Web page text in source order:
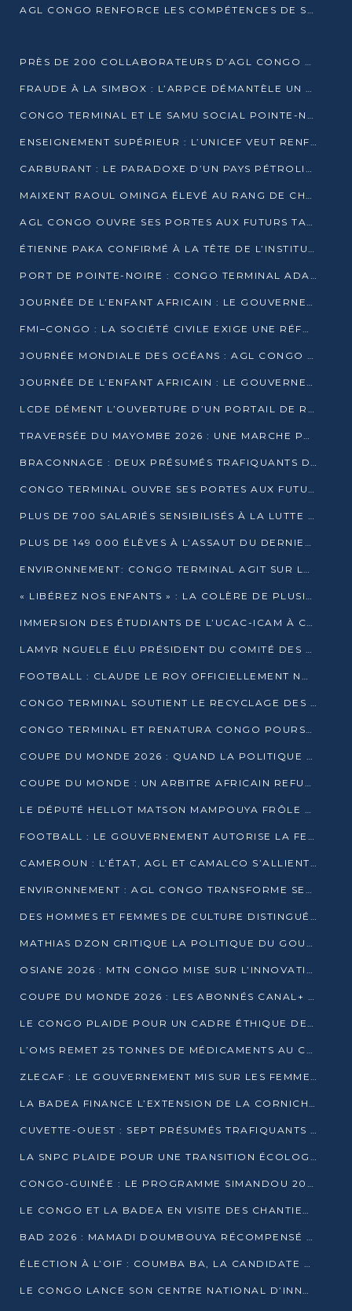
AGL CONGO RENFORCE LES COMPÉTENCES DE SES ÉQUIPES AVEC LA CERTIFICATION CACES® R483
PRÈS DE 200 COLLABORATEURS D’AGL CONGO EN FORMATION JUSQU’EN JUILLET
FRAUDE À LA SIMBOX : L’ARPCE DÉMANTÈLE UN RÉSEAU UTILISANT DES CARTES SIM OUGANDAISES
CONGO TERMINAL ET LE SAMU SOCIAL POINTE-NOIRE RENOUVELLENT LEUR PARTENARIAT EN FAVEUR DES JEUNES VULNÉRABLES
ENSEIGNEMENT SUPÉRIEUR : L’UNICEF VEUT RENFORCER LA RECHERCHE SUR LES QUESTIONS DE L’ENFANCE
CARBURANT : LE PARADOXE D’UN PAYS PÉTROLIER CONFRONTÉ À DES PÉNURIES RÉCURRENTES
MAIXENT RAOUL OMINGA ÉLEVÉ AU RANG DE CHEVALIER DE L’ORDRE DE L’AMITIÉ ENTRE LA RUSSIE ET LE CONGO
AGL CONGO OUVRE SES PORTES AUX FUTURS TALENTS DE LA LOGISTIQUE
ÉTIENNE PAKA CONFIRMÉ À LA TÊTE DE L’INSTITUT GÉOGRAPHIQUE NATIONAL
PORT DE POINTE-NOIRE : CONGO TERMINAL ADAPTE SON DRAGAGE AUX SABLES BITUMINEUX
JOURNÉE DE L’ENFANT AFRICAIN : LE GOUVERNEMENT RÉAFFIRME SON ENGAGEMENT POUR L’ACCÈS À L’EAU ET À L’ASSAINISSEMENT
FMI–CONGO : LA SOCIÉTÉ CIVILE EXIGE UNE RÉFORME DE LA FISCALITÉ PÉTROLIÈRE
JOURNÉE MONDIALE DES OCÉANS : AGL CONGO MOBILISE SES COLLABORATEURS POUR LA PRÉSERVATION DE LA BIODIVERSITÉ MARINE
JOURNÉE DE L’ENFANT AFRICAIN : LE GOUVERNEMENT MOBILISÉ POUR L’HYGIÈNE DANS LES ORPHELINATS
LCDE DÉMENT L’OUVERTURE D’UN PORTAIL DE RECRUTEMENT ET APPELLE À LA VIGILANCE
TRAVERSÉE DU MAYOMBE 2026 : UNE MARCHE POUR SENSIBILISER ET DÉPISTER AU DIABÈTE
BRACONNAGE : DEUX PRÉSUMÉS TRAFIQUANTS D’HIPPOPOTAME ÉCROUÉS À BRAZZAVILLE
CONGO TERMINAL OUVRE SES PORTES AUX FUTURS INGÉNIEURS DE L’UCAC-ICAM
PLUS DE 700 SALARIÉS SENSIBILISÉS À LA LUTTE CONTRE LA TUBERCULOSE À CONGO TERMINAL
PLUS DE 149 000 ÉLÈVES À L’ASSAUT DU DERNIER CEPE
ENVIRONNEMENT: CONGO TERMINAL AGIT SUR LE TERRAIN ET FORME LES PLUS JEUNES
« LIBÉREZ NOS ENFANTS » : LA COLÈRE DE PLUSIEURS MÈRES À BRAZZAVILLE CONTRE LA DGSP
IMMERSION DES ÉTUDIANTS DE L’UCAC-ICAM À CONGO TERMINAL
LAMYR NGUELE ÉLU PRÉSIDENT DU COMITÉ DES MEMBRES D’HONNEUR DU PCT
FOOTBALL : CLAUDE LE ROY OFFICIELLEMENT NOMMÉ SÉLECTIONNEUR DU CONGO
CONGO TERMINAL SOUTIENT LE RECYCLAGE DES DÉCHETS PLASTIQUES À POINTE-NOIRE
CONGO TERMINAL ET RENATURA CONGO POURSUIVENT LEUR COMBAT POUR LA BIODIVERSITÉ
COUPE DU MONDE 2026 : QUAND LA POLITIQUE MENACE L’UNIVERSALITÉ DU FOOTBALL
COUPE DU MONDE : UN ARBITRE AFRICAIN REFUSÉ À L’ENTRÉE DES ÉTATS-UNIS
LE DÉPUTÉ HELLOT MATSON MAMPOUYA FRÔLE LA MORT LORS D’UNE EMBUSCADE DZNS LE POOL
FOOTBALL : LE GOUVERNEMENT AUTORISE LA FECOFOOT À OCCUPER LES COMPLEXES SPORTIFS
CAMEROUN : L’ÉTAT, AGL ET CAMALCO S’ALLIENT POUR UN MÉGA-PROJET FERROVIAIRE
ENVIRONNEMENT : AGL CONGO TRANSFORME SES DÉCHETS EN OUTILS DE FORMATION
DES HOMMES ET FEMMES DE CULTURE DISTINGUÉS POUR LEUR ENGAGEMENT PAR BANTOU CULTURE
MATHIAS DZON CRITIQUE LA POLITIQUE DU GOUVERNEMENT ET ALERTE SUR LA DETTE DU CONGO
OSIANE 2026 : MTN CONGO MISE SUR L’INNOVATION POUR RELEVER LES DÉFIS AFRICAINS
COUPE DU MONDE 2026 : LES ABONNÉS CANAL+ AU CONGO DÉÇUS À QUELQUES JOURS DU COUP D’ENVOI
LE CONGO PLAIDE POUR UN CADRE ÉTHIQUE DE L’INTELLIGENCE ARTIFICIELLE À DAKAR
L’OMS REMET 25 TONNES DE MÉDICAMENTS AU CONGO POUR RENFORCER LA RIPOSTE AUX ÉPIDÉMIES
ZLECAF : LE GOUVERNEMENT MIS SUR LES FEMMES ENTREPRENEURES
LA BADEA FINANCE L’EXTENSION DE LA CORNICHE SUD DE BRAZZAVILLE
CUVETTE-OUEST : SEPT PRÉSUMÉS TRAFIQUANTS DE FAUNE INTERPELLÉS À EWO ET KELLÉ
LA SNPC PLAIDE POUR UNE TRANSITION ÉCOLOGIQUE PROGRESSIVE
CONGO-GUINÉE : LE PROGRAMME SIMANDOU 2040 AU CŒUR DES ÉCHANGES À LA BAD
LE CONGO ET LA BADEA EN VISITE DES CHANTIERS
BAD 2026 : MAMADI DOUMBOUYA RÉCOMPENSÉ PAR LE TROPHÉE BABACAR NDIAYE À BRAZZAVILLE
ÉLECTION À L’OIF : COUMBA BA, LA CANDIDATE DISCRÈTE QUI BOUSCULE LE JEU DIPLOMATIQUE
LE CONGO LANCE SON CENTRE NATIONAL D’INNOVATION